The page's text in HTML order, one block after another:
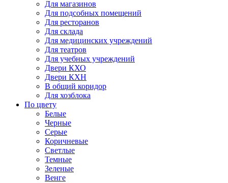
Для магазинов
Для подсобных помещений
Для ресторанов
Для склада
Для медицинских учреждений
Для театров
Для учебных учреждений
Двери КХО
Двери КХН
В общий коридор
Для хозблока
По цвету
Белые
Черные
Серые
Коричневые
Светлые
Темные
Зеленые
Венге